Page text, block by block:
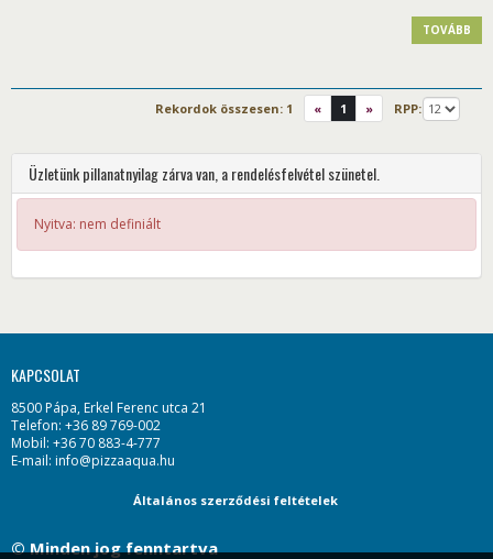
TOVÁBB
Rekordok összesen: 1 « 1 » RPP:
Üzletünk pillanatnyilag zárva van, a rendelésfelvétel szünetel.
Nyitva: nem definiált
KAPCSOLAT
8500 Pápa, Erkel Ferenc utca 21
Telefon: +36 89 769-002
Mobil: +36 70 883-4-777
E-mail: info@pizzaaqua.hu
Általános szerződési feltételek
© Minden jog fenntartva